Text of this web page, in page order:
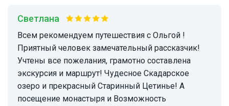
Светлана
Всем рекомендуем путешествия с Ольгой !
Приятный человек замечательный рассказчик!
Учтены все пожелания, грамотно составлена
экскурсия и маршрут! Чудесное Скадарское
озеро и прекрасный Старинный Цетинье! А
посещение монастыря и Возможность